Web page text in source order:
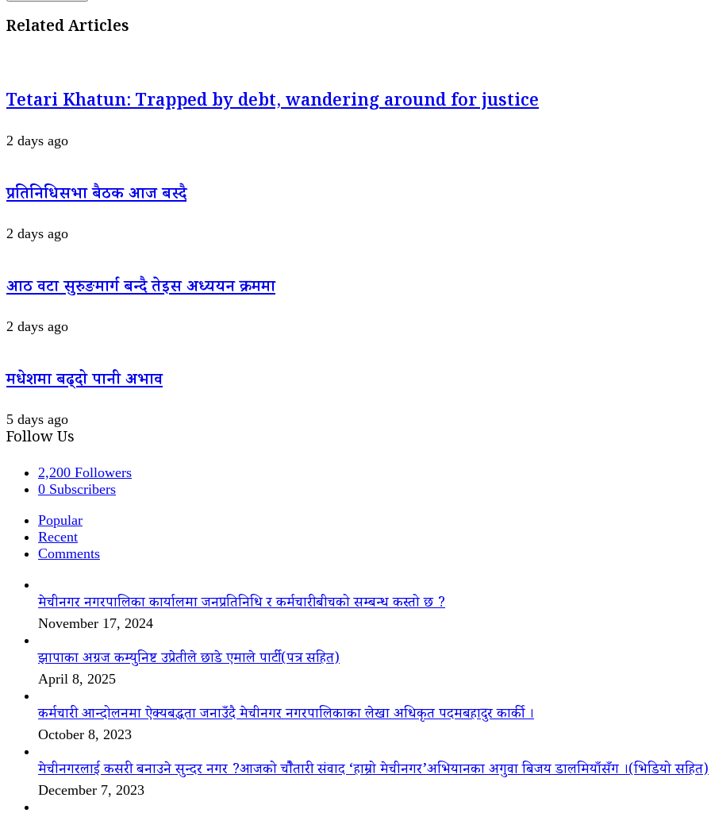
Related Articles
Tetari Khatun: Trapped by debt, wandering around for justice
2 days ago
प्रतिनिधिसभा बैठक आज बस्दै
2 days ago
आठ वटा सुरुङमार्ग बन्दै तेइस अध्ययन क्रममा
2 days ago
मधेशमा बढ्दो पानी अभाव
5 days ago
Follow Us
2,200 Followers
0 Subscribers
Popular
Recent
Comments
मेचीनगर नगरपालिका कार्यालमा जनप्रतिनिधि र कर्मचारीबीचको सम्बन्ध कस्तो छ ?
November 17, 2024
झापाका अग्रज कम्युनिष्ट उप्रेतीले छाडे एमाले पार्टी(पत्र सहित)
April 8, 2025
कर्मचारी आन्दोलनमा ऐक्यबद्धता जनाउँदै मेचीनगर नगरपालिकाका लेखा अधिकृत पदमबहादुर कार्की ।
October 8, 2023
मेचीनगरलाई कसरी बनाउने सुन्दर नगर ?आजको चौैतारी संवाद ‘हाम्रो मेचीनगर’अभियानका अगुवा बिजय डालमियाँसँग ।(भिडियो सहित)
December 7, 2023